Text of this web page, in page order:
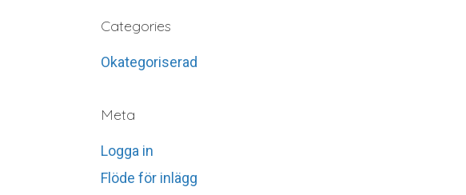
Categories
Okategoriserad
Meta
Logga in
Flöde för inlägg